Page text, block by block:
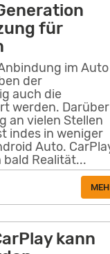
für
im Auto
der
auch die
werden. Darüber
an vielen Stellen
indes in weniger
Auto.
Realität...
kann